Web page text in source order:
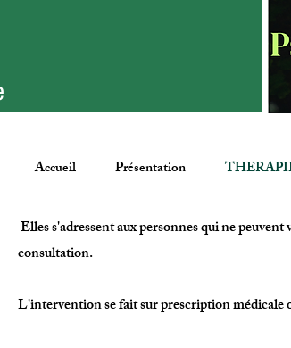
Elles s'adressent aux personnes qui ne
consultation.
L'intervention se fait sur prescription
Accueil Présentation